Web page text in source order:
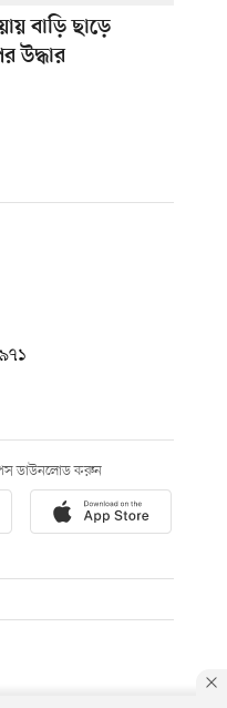
বাড়ি ছাড়ে
উদ্ধার
ডাউনলোড করুন